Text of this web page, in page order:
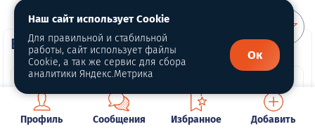
ВИП автомобили
Профиль Сообщения Избранное Добавить
Наш сайт использует Cookie
Для правильной и стабильной
работы, сайт использует файлы
Cookie, а так же сервис для сбора
аналитики Яндекс.Метрика
Ок